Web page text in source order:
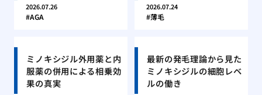
2026.07.26
AGA
2026.07.24
薄毛
ミノキシジル外用薬と内
服薬の併用による相乗効
果の真実
最新の発毛理論から見た
ミノキシジルの細胞レベ
ルの働き